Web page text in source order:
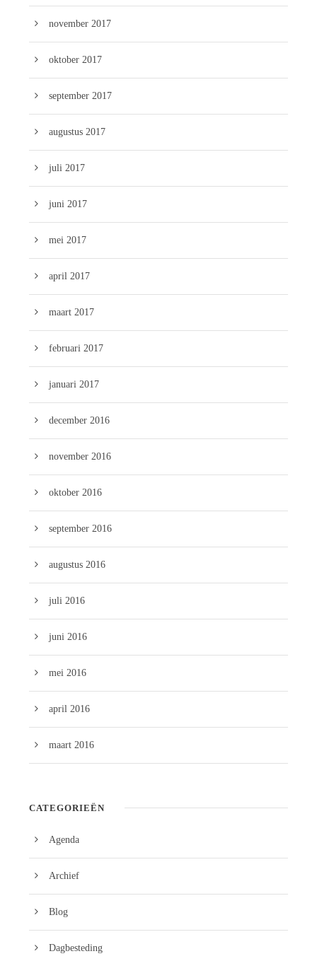
november 2017
oktober 2017
september 2017
augustus 2017
juli 2017
juni 2017
mei 2017
april 2017
maart 2017
februari 2017
januari 2017
december 2016
november 2016
oktober 2016
september 2016
augustus 2016
juli 2016
juni 2016
mei 2016
april 2016
maart 2016
CATEGORIEËN
Agenda
Archief
Blog
Dagbesteding